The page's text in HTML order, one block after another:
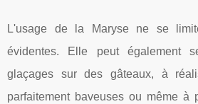
L'usage de la Maryse ne se
évidentes. Elle peut également
glaçages sur des gâteaux, à
parfaitement baveuses ou même à